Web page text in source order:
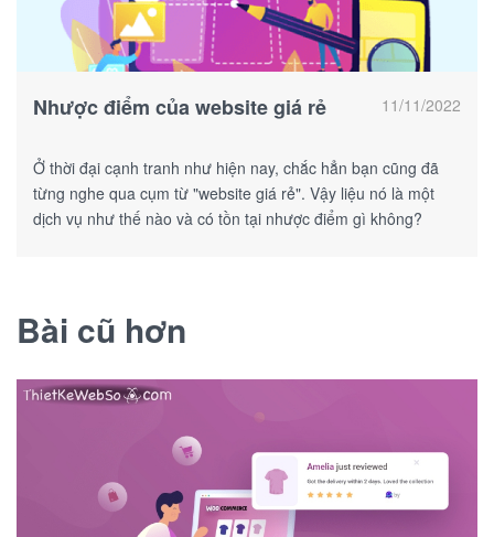
11/11/2022
Nhược điểm của website giá rẻ
Ở thời đại cạnh tranh như hiện nay, chắc hẳn bạn cũng đã
từng nghe qua cụm từ "website giá rẻ". Vậy liệu nó là một
dịch vụ như thế nào và có tồn tại nhược điểm gì không?
Bài cũ hơn